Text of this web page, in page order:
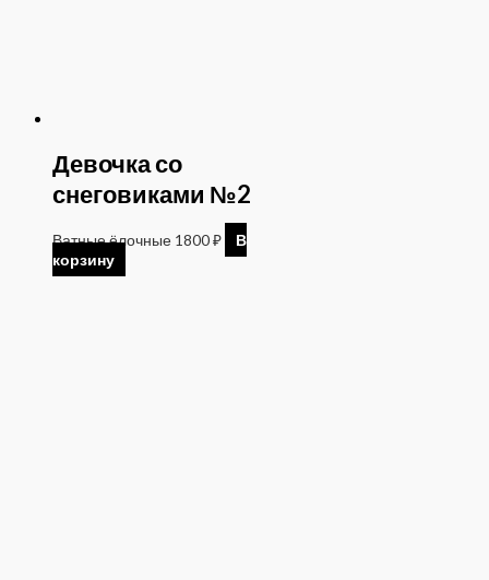
Девочка со
снеговиками №2
Ватные ёлочные 1800₽
В
корзину